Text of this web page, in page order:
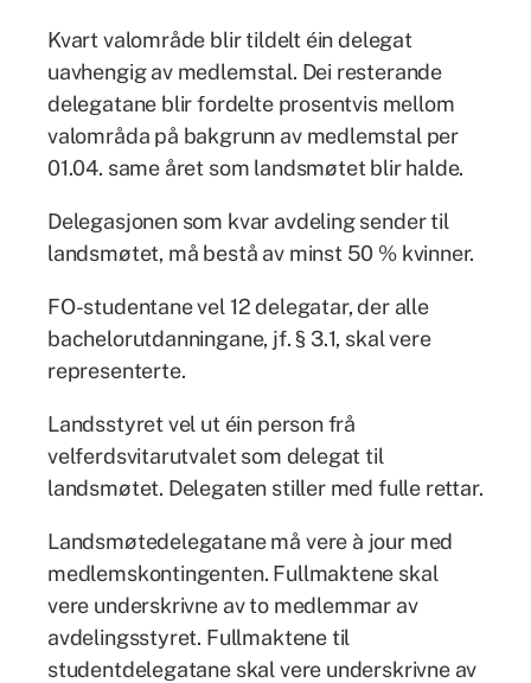
Kvart valområde blir tildelt éin delegat
uavhengig av medlemstal. Dei resterande
delegatane blir fordelte prosentvis mellom
valområda på bakgrunn av medlemstal per
01.04. same året som landsmøtet blir halde.
Delegasjonen som kvar avdeling sender til
landsmøtet, må bestå av minst 50 % kvinner.
FO-studentane vel 12 delegatar, der alle
bachelorutdanningane, jf. § 3.1, skal vere
representerte.
Landsstyret vel ut éin person frå
velferdsvitarutvalet som delegat til
landsmøtet. Delegaten stiller med fulle rettar.
Landsmøtedelegatane må vere à jour med
medlemskontingenten. Fullmaktene skal
vere underskrivne av to medlemmar av
avdelingsstyret. Fullmaktene til
studentdelegatane skal vere underskrivne av